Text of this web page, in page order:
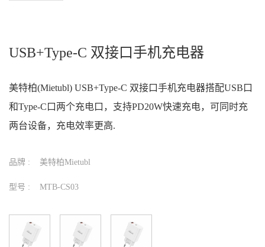
USB+Type-C 双接口手机充电器
美特柏(Mietubl) USB+Type-C 双接口手机充电器搭配USB口
和Type-C口两个充电口，支持PD20W快速充电，可同时充
两台设备，充电效率更高.
品牌 : 美特柏Mietubl
型号 : MTB-CS03